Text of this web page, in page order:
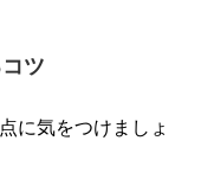
ツ
に気をつけましょ